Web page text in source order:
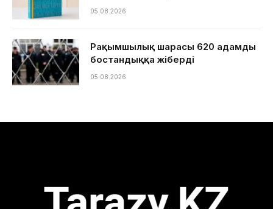
05.08.2026
Рақымшылық шарасы 620 адамды
бостандыққа жіберді
05.08.2026